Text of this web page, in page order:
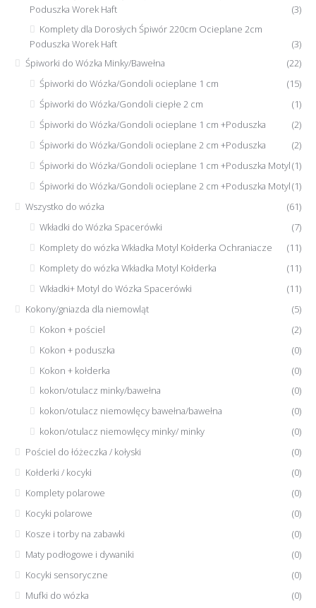
Poduszka Worek Haft
(3)
Komplety dla Dorosłych Śpiwór 220cm Ocieplane 2cm
Poduszka Worek Haft
(3)
Śpiworki do Wózka Minky/Bawełna
(22)
Śpiworki do Wózka/Gondoli ocieplane 1 cm
(15)
Śpiworki do Wózka/Gondoli ciepłe 2 cm
(1)
Śpiworki do Wózka/Gondoli ocieplane 1 cm +Poduszka
(2)
Śpiworki do Wózka/Gondoli ocieplane 2 cm +Poduszka
(2)
Śpiworki do Wózka/Gondoli ocieplane 1 cm +Poduszka Motyl(1)
Śpiworki do Wózka/Gondoli ocieplane 2 cm +Poduszka Motyl(1)
Wszystko do wózka
(61)
Wkładki do Wózka Spacerówki
(7)
Komplety do wózka Wkładka Motyl Kołderka Ochraniacze
(11)
Komplety do wózka Wkładka Motyl Kołderka
(11)
Wkładki+ Motyl do Wózka Spacerówki
(11)
Kokony/gniazda dla niemowląt
(5)
Kokon + pościel
(2)
Kokon + poduszka
(0)
Kokon + kołderka
(0)
kokon/otulacz minky/bawełna
(0)
kokon/otulacz niemowlęcy bawełna/bawełna
(0)
kokon/otulacz niemowlęcy minky/ minky
(0)
Pościel do łóżeczka / kołyski
(0)
Kołderki / kocyki
(0)
Komplety polarowe
(0)
Kocyki polarowe
(0)
Kosze i torby na zabawki
(0)
Maty podłogowe i dywaniki
(0)
Kocyki sensoryczne
(0)
Mufki do wózka
(0)